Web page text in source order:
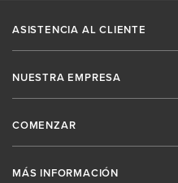
ASISTENCIA AL CLIENTE
NUESTRA EMPRESA
COMENZAR
MÁS INFORMACIÓN